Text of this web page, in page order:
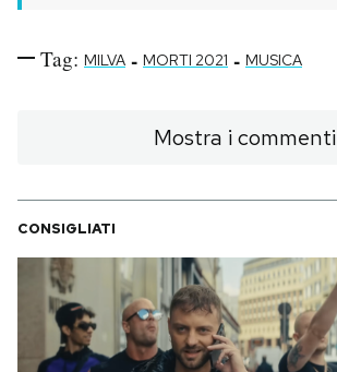
Tag: MILVA - MORTI 2021 - MUSICA
Mostra i commenti
CONSIGLIATI